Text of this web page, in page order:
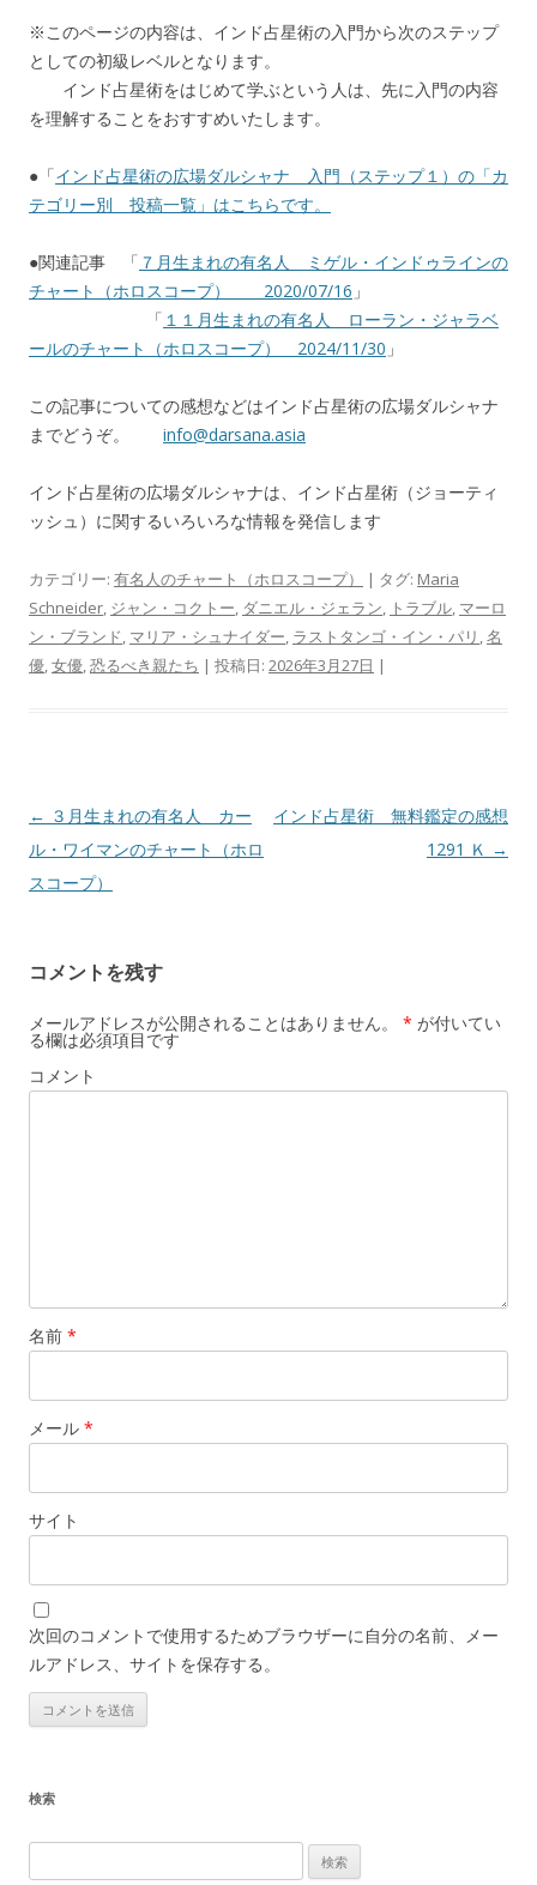
※このページの内容は、インド占星術の入門から次のステップ
としての初級レベルとなります。
インド占星術をはじめて学ぶという人は、先に入門の内容
を理解することをおすすめいたします。
●「インド占星術の広場ダルシャナ 入門（ステップ１）の「カ
テゴリー別 投稿一覧」はこちらです。
●関連記事 「 ７月生まれの有名人 ミゲル・インドゥラインの
チャート（ホロスコープ） 2020/07/16 」
「 １１月生まれの有名人 ローラン・ジャラベ
ールのチャート（ホロスコープ） 2024/11/30 」
この記事についての感想などはインド占星術の広場ダルシャナ
までどうぞ。 info@darsana.asia
インド占星術の広場ダルシャナは、インド占星術（ジョーティ
ッシュ）に関するいろいろな情報を発信します
カテゴリー: 有名人のチャート（ホロスコープ） | タグ: Maria
Schneider, ジャン・コクトー, ダニエル・ジェラン, トラブル, マーロ
ン・ブランド, マリア・シュナイダー, ラストタンゴ・イン・パリ ,名
優,女優,恐るべき親たち | 投稿日: 2026年3月27日 |
投
稿
ナ
ー
シ
ョ
ン
← ３月生まれの有名人 カー
ル・ワイマンのチャート（ホロ
スコープ）
インド占星術 無料鑑定の感想
1291 Ｋ →
コメントを残す
メールアドレスが公開されることはありません。 * が付いてい
る欄は必須項目です
コメント
名前 *
メール *
サイト
次回のコメントで使用するためブラウザーに自分の名前、メー
ルアドレス、サイトを保存する。
検索